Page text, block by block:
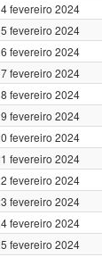
fevereiro 2024
fevereiro 2024
fevereiro 2024
fevereiro 2024
fevereiro 2024
fevereiro 2024
fevereiro 2024
fevereiro 2024
fevereiro 2024
fevereiro 2024
fevereiro 2024
fevereiro 2024